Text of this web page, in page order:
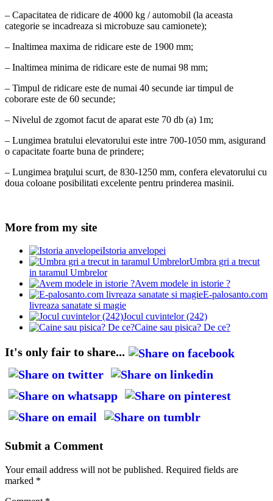
– Capacitatea de ridicare de 4000 kg / automobil (la aceasta
categorie se incadreaza si microbuze sau camionete);
– Inaltimea maxima de ridicare este de 1900 mm;
– Inaltimea minima de ridicare este de numai 98 mm;
– Timpul de ridicare este de numai 40 secunde iar timpul de
coborare este de 60 secunde;
– Nivelul de zgomot facut de aparat este 70 db (a) 1m;
– Lungimea bratului elevatorului este intre 700-1050 mm, asigurand
o capacitate foarte buna de prindere;
– Lungimea braţului scurt, de 830-1250 mm, confera elevatorului cu
doua coloane posibilitati excelente pentru prinderea masinii.
More from my site
Istoria anvelopei
Umbra gri a trecut
in taramul Umbrelor
Avem modele in istorie ?
E-palosanto.com
livreaza sanatate si magie
Jocul cuvintelor (242)
Caine sau pisica? De ce?
It's only fair to share...
Submit a Comment
Your email address will not be published. Required fields are
marked *